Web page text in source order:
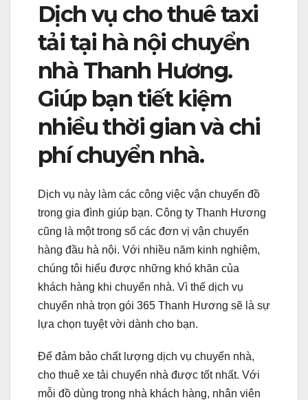
Dịch vụ cho thuê taxi
tải tại hà nội chuyển
nhà Thanh Hương.
Giúp bạn tiết kiệm
nhiều thời gian và chi
phí chuyển nhà.
Dịch vụ này làm các công việc vận chuyển đồ
trong gia đình giúp bạn. Công ty Thanh Hương
cũng là một trong số các đơn vị vận chuyển
hàng đầu hà nội. Với nhiều năm kinh nghiệm,
chúng tôi hiểu được những khó khăn của
khách hàng khi chuyển nhà. Vì thế dịch vụ
chuyển nhà trọn gói 365 Thanh Hương sẽ là sự
lựa chọn tuyệt vời dành cho bạn.
Để đảm bảo chất lượng dịch vụ chuyển nhà,
cho thuê xe tải chuyển nhà được tốt nhất. Với
mỗi đồ dùng trong nhà khách hàng, nhân viên